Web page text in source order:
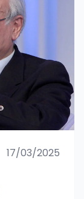
17/03/2025